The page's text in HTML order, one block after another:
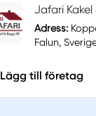
Jafari
Adress:
Falun,
Lägg till företag